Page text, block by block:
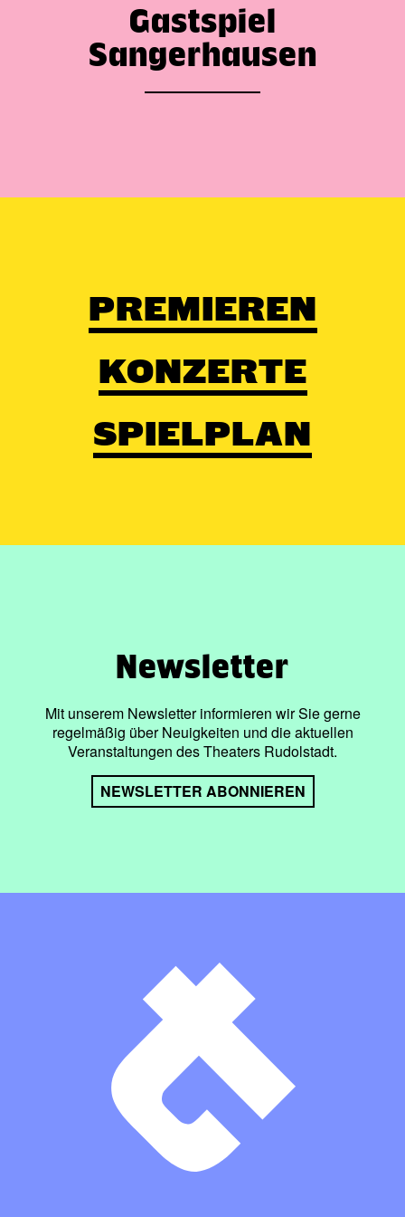
Gastspiel
Sangerhausen
PREMIEREN
KONZERTE
SPIELPLAN
Newsletter
Mit unserem Newsletter informieren wir Sie gerne
regelmäßig über Neuigkeiten und die aktuellen
Veranstaltungen des Theaters Rudolstadt.
NEWSLETTER ABONNIEREN